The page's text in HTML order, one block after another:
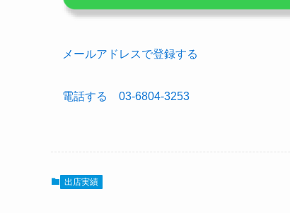
メールアドレスで登録する
電話する 03-6804-3253
出店実績